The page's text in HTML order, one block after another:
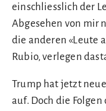
einschliesslich der
Abgesehen von mir
die anderen «Leute
Rubio, verlegen
Trump hat jetzt
auf. Doch die